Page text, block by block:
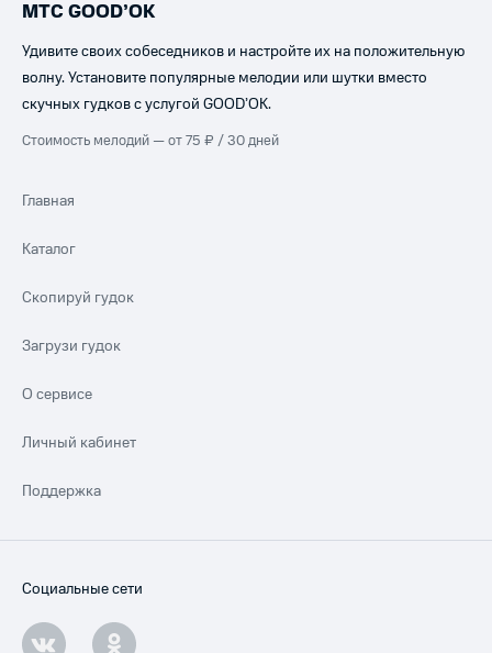
МТС GOOD’OK
Удивите своих собеседников и настройте их на положительную
волну. Установите популярные мелодии или шутки вместо
скучных гудков с услугой GOOD’OK.
Стоимость мелодий — от 75 ₽ / 30 дней
Главная
Каталог
Скопируй гудок
Загрузи гудок
О сервисе
Личный кабинет
Поддержка
Социальные сети